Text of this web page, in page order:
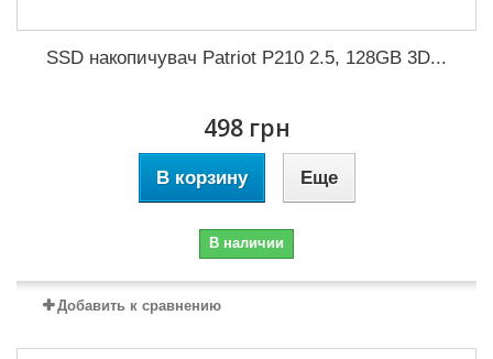
SSD накопичувач Patriot P210 2.5, 128GB 3D...
498 грн
В корзину Еще
В наличии
Добавить к сравнению